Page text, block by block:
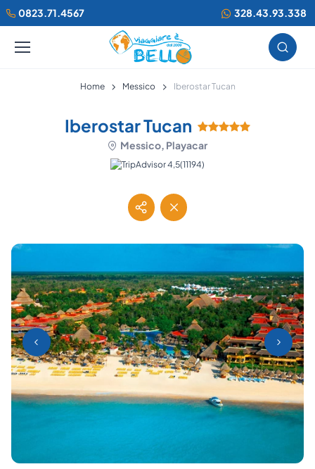
0823.71.4567 328.43.93.338
Home Messico Iberostar Tucan
Iberostar Tucan
Messico, Playacar
(11194)